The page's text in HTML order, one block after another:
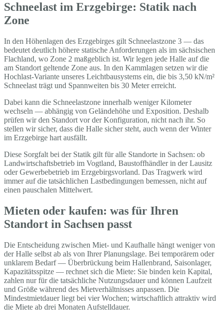
Schneelast im Erzgebirge: Statik nach
Zone
In den Höhenlagen des Erzgebirges gilt Schneelastzone 3 — das
bedeutet deutlich höhere statische Anforderungen als im sächsischen
Flachland, wo Zone 2 maßgeblich ist. Wir legen jede Halle auf die
am Standort geltende Zone aus. In den Kammlagen setzen wir die
Hochlast-Variante unseres Leichtbausystems ein, die bis 3,50 kN/m²
Schneelast trägt und Spannweiten bis 30 Meter erreicht.
Dabei kann die Schneelastzone innerhalb weniger Kilometer
wechseln — abhängig von Geländehöhe und Exposition. Deshalb
prüfen wir den Standort vor der Konfiguration, nicht nach ihr. So
stellen wir sicher, dass die Halle sicher steht, auch wenn der Winter
im Erzgebirge hart ausfällt.
Diese Sorgfalt bei der Statik gilt für alle Standorte in Sachsen: ob
Landwirtschaftsbetrieb im Vogtland, Baustoffhändler in der Lausitz
oder Gewerbebetrieb im Erzgebirgsvorland. Das Tragwerk wird
immer auf die tatsächlichen Lastbedingungen bemessen, nicht auf
einen pauschalen Mittelwert.
Mieten oder kaufen: was für Ihren
Standort in Sachsen passt
Die Entscheidung zwischen Miet- und Kaufhalle hängt weniger von
der Halle selbst ab als von Ihrer Planungslage. Bei temporärem oder
unklarem Bedarf — Überbrückung beim Hallenbrand, Saisonlager,
Kapazitätsspitze — rechnet sich die Miete: Sie binden kein Kapital,
zahlen nur für die tatsächliche Nutzungsdauer und können Laufzeit
und Größe während des Mietverhältnisses anpassen. Die
Mindestmietdauer liegt bei vier Wochen; wirtschaftlich attraktiv wird
die Miete ab drei Monaten Aufstelldauer.